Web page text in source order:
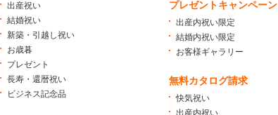
出産祝い
結婚祝い
新築・引越し祝い
お歳暮
プレゼント
長寿・還暦祝い
ビジネス記念品
プレゼントキャンペーン
出産内祝い限定
結婚内祝い限定
お客様ギャラリー
無料カタログ請求
快気祝い
出産内祝い